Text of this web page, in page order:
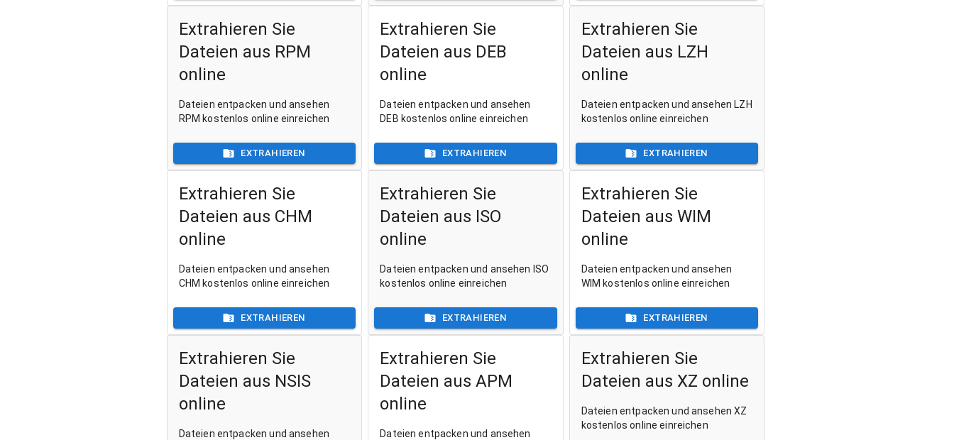
Extrahieren Sie
Dateien aus RPM
online
Dateien entpacken und ansehen
RPM kostenlos online einreichen
EXTRAHIEREN
Extrahieren Sie
Dateien aus DEB
online
Dateien entpacken und ansehen
DEB kostenlos online einreichen
EXTRAHIEREN
Extrahieren Sie
Dateien aus LZH
online
Dateien entpacken und ansehen LZH
kostenlos online einreichen
EXTRAHIEREN
Extrahieren Sie
Dateien aus CHM
online
Dateien entpacken und ansehen
CHM kostenlos online einreichen
EXTRAHIEREN
Extrahieren Sie
Dateien aus ISO
online
Dateien entpacken und ansehen ISO
kostenlos online einreichen
EXTRAHIEREN
Extrahieren Sie
Dateien aus WIM
online
Dateien entpacken und ansehen
WIM kostenlos online einreichen
EXTRAHIEREN
Extrahieren Sie
Dateien aus NSIS
online
Dateien entpacken und ansehen
Extrahieren Sie
Dateien aus APM
online
Dateien entpacken und ansehen
Extrahieren Sie
Dateien aus XZ online
Dateien entpacken und ansehen XZ
kostenlos online einreichen